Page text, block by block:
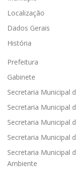
Localização
Dados Gerais
História
Prefeitura
Gabinete
Secretaria Municipal
Secretaria Municipal
Secretaria Municipal
Secretaria Municipal
Secretaria Municipal
Ambiente